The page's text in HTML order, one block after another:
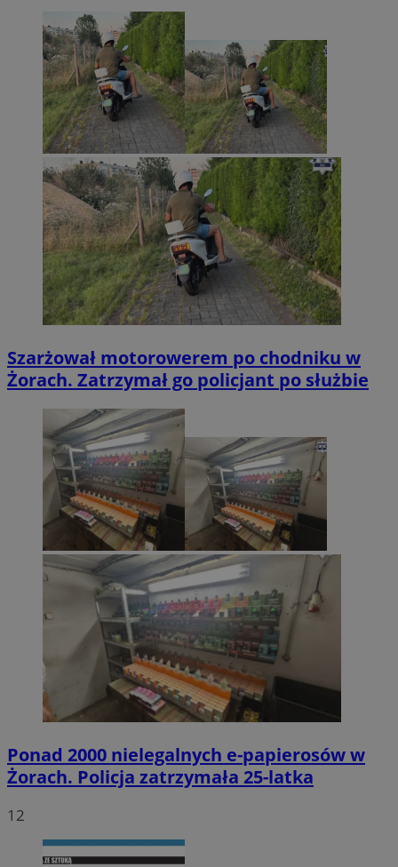
Szarżował motorowerem po chodniku w
Żorach. Zatrzymał go policjant po służbie
Ponad 2000 nielegalnych e-papierosów w
Żorach. Policja zatrzymała 25-latka
12